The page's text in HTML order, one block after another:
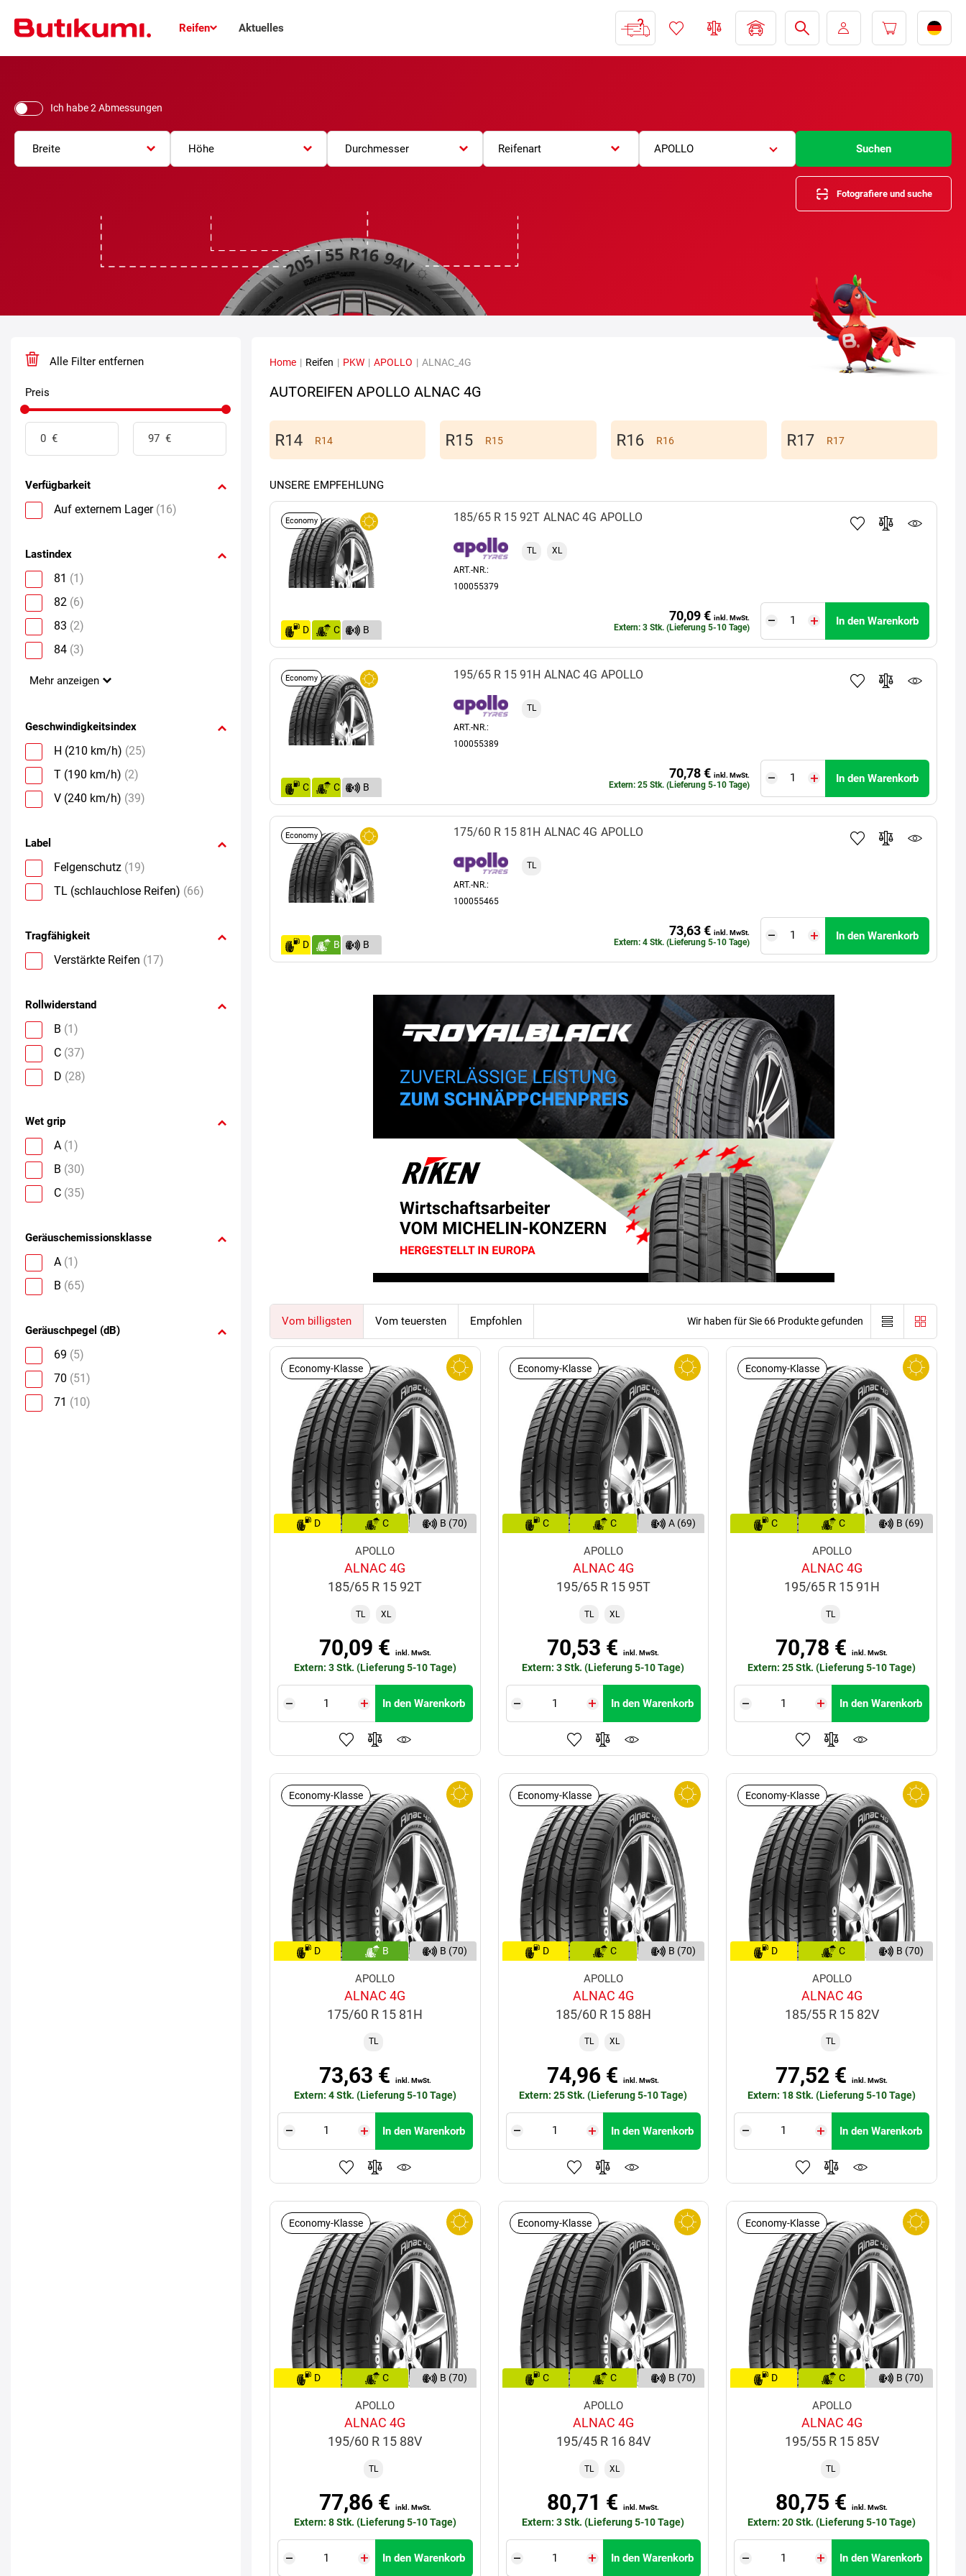
Reifen Aktuelles
Ich habe 2 Abmessungen
Breite Höhe Durchmesser Reifenart APOLLO Suchen
Fotografiere und suche
Alle Filter entfernen
Preis
Verfügbarkeit
Auf externem Lager (16)
Lastindex
81 (1)
82 (6)
83 (2)
84 (3)
Mehr anzeigen
Geschwindigkeitsindex
H (210 km/h) (25)
T (190 km/h) (2)
V (240 km/h) (39)
Label
Felgenschutz (19)
TL (schlauchlose Reifen) (66)
Tragfähigkeit
Verstärkte Reifen (17)
Rollwiderstand
B (1)
C (37)
D (28)
Wet grip
A (1)
B (30)
C (35)
Geräuschemissionsklasse
A (1)
B (65)
Geräuschpegel (dB)
69 (5)
70 (51)
71 (10)
Home | Reifen | PKW | APOLLO | ALNAC_4G
AUTOREIFEN APOLLO ALNAC 4G
R14 R15 R16 R17
UNSERE EMPFEHLUNG
Economy
D C
B
(70)
APOLLO
ALNAC 4G
185/65 R 15 92T
ART.-NR.:
100055379
TL XL
70,09 € inkl. MwSt.
Extern: 3 Stk. (Lieferung 5-10 Tage) In den Warenkorb
Economy
C C
B
(69)
APOLLO
ALNAC 4G
195/65 R 15 91H
ART.-NR.:
100055389
TL
70,78 € inkl. MwSt.
Extern: 25 Stk. (Lieferung 5-10 Tage) In den Warenkorb
Economy
D B
B
(70)
APOLLO
ALNAC 4G
175/60 R 15 81H
ART.-NR.:
100055465
TL
73,63 € inkl. MwSt.
Extern: 4 Stk. (Lieferung 5-10 Tage) In den Warenkorb
Vom billigsten Vom teuersten Empfohlen Wir haben für Sie 66 Produkte gefunden
Economy-Klasse
D C B (70)
APOLLO
ALNAC 4G
185/65 R 15 92T
TL XL
70,09 € inkl. MwSt.
Extern: 3 Stk. (Lieferung 5-10 Tage)
In den Warenkorb
Economy-Klasse
C C A (69)
APOLLO
ALNAC 4G
195/65 R 15 95T
TL XL
70,53 €inkl. MwSt.
Extern: 3 Stk. (Lieferung 5-10 Tage)
In den Warenkorb
Economy-Klasse
C C B (69)
APOLLO
ALNAC 4G
195/65 R 15 91H
TL
70,78 €inkl. MwSt.
Extern: 25 Stk. (Lieferung 5-10 Tage)
In den Warenkorb
Economy-Klasse
D B B (70)
APOLLO
ALNAC 4G
175/60 R 15 81H
TL
73,63 € inkl. MwSt.
Extern: 4 Stk. (Lieferung 5-10 Tage)
In den Warenkorb
Economy-Klasse
D C B (70)
APOLLO
ALNAC 4G
185/60 R 15 88H
TL XL
74,96 €inkl. MwSt.
Extern: 25 Stk. (Lieferung 5-10 Tage)
In den Warenkorb
Economy-Klasse
D C B (70)
APOLLO
ALNAC 4G
185/55 R 15 82V
TL
77,52 €inkl. MwSt.
Extern: 18 Stk. (Lieferung 5-10 Tage)
In den Warenkorb
Economy-Klasse
D C B (70)
APOLLO
ALNAC 4G
195/60 R 15 88V
TL
77,86 € inkl. MwSt.
Extern: 8 Stk. (Lieferung 5-10 Tage)
In den Warenkorb
Economy-Klasse
C C B (70)
APOLLO
ALNAC 4G
195/45 R 16 84V
TL XL
80,71 €inkl. MwSt.
Extern: 3 Stk. (Lieferung 5-10 Tage)
In den Warenkorb
Economy-Klasse
D C B (70)
APOLLO
ALNAC 4G
195/55 R 15 85V
TL
80,75 €inkl. MwSt.
Extern: 20 Stk. (Lieferung 5-10 Tage)
In den Warenkorb